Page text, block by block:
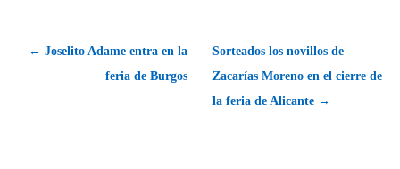
← Joselito Adame entra en la
feria de Burgos
Sorteados los novillos de
Zacarías Moreno en el cierre de
la feria de Alicante →